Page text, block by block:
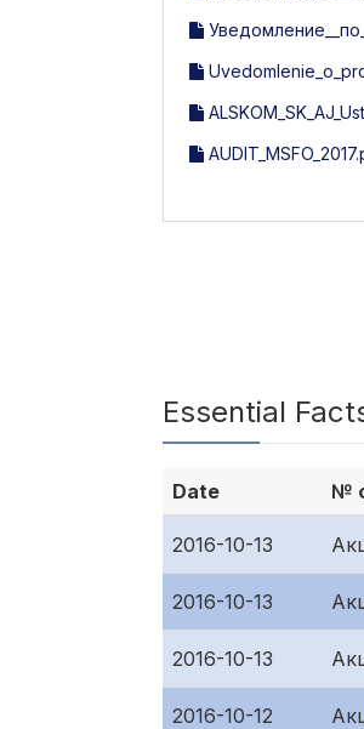
Essential
Date №
2016-10-13
2016-10-13
2016-10-13
2016-10-12